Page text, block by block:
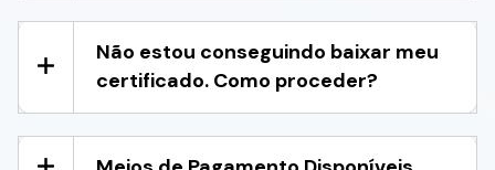
Não estou conseguindo baixar meu
certificado. Como proceder?